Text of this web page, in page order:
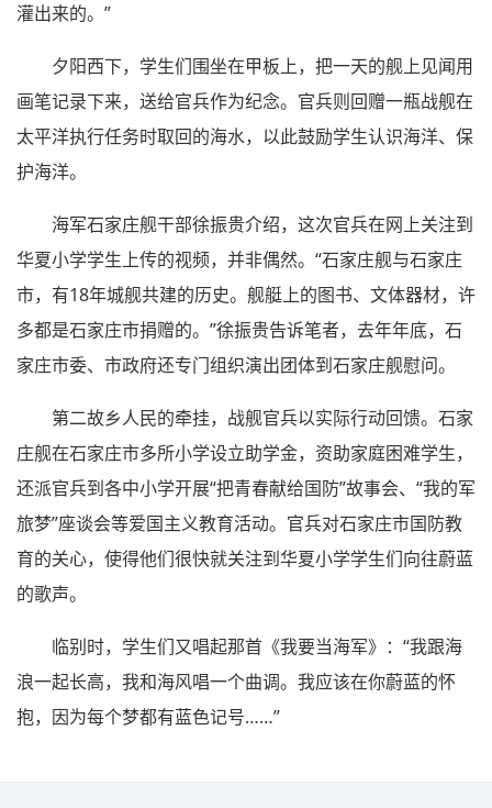
灌出来的。”
夕阳西下，学生们围坐在甲板上，把一天的舰上见闻用
画笔记录下来，送给官兵作为纪念。官兵则回赠一瓶战舰在
太平洋执行任务时取回的海水，以此鼓励学生认识海洋、保
护海洋。
海军石家庄舰干部徐振贵介绍，这次官兵在网上关注到
华夏小学学生上传的视频，并非偶然。“石家庄舰与石家庄
市，有18年城舰共建的历史。舰艇上的图书、文体器材，许
多都是石家庄市捐赠的。”徐振贵告诉笔者，去年年底，石
家庄市委、市政府还专门组织演出团体到石家庄舰慰问。
第二故乡人民的牵挂，战舰官兵以实际行动回馈。石家
庄舰在石家庄市多所小学设立助学金，资助家庭困难学生，
还派官兵到各中小学开展“把青春献给国防”故事会、“我的军
旅梦”座谈会等爱国主义教育活动。官兵对石家庄市国防教
育的关心，使得他们很快就关注到华夏小学学生们向往蔚蓝
的歌声。
临别时，学生们又唱起那首《我要当海军》：“我跟海
浪一起长高，我和海风唱一个曲调。我应该在你蔚蓝的怀
抱，因为每个梦都有蓝色记号……”